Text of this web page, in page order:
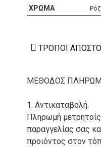
ΧΡΏΜΑ Ρόζ
ΤΡΌΠΟΙ
ΜΕΘΟΔΟΣ
1. Αντικαταβολή.
Πληρωμή
παραγγελίας σας
προιόντος στον